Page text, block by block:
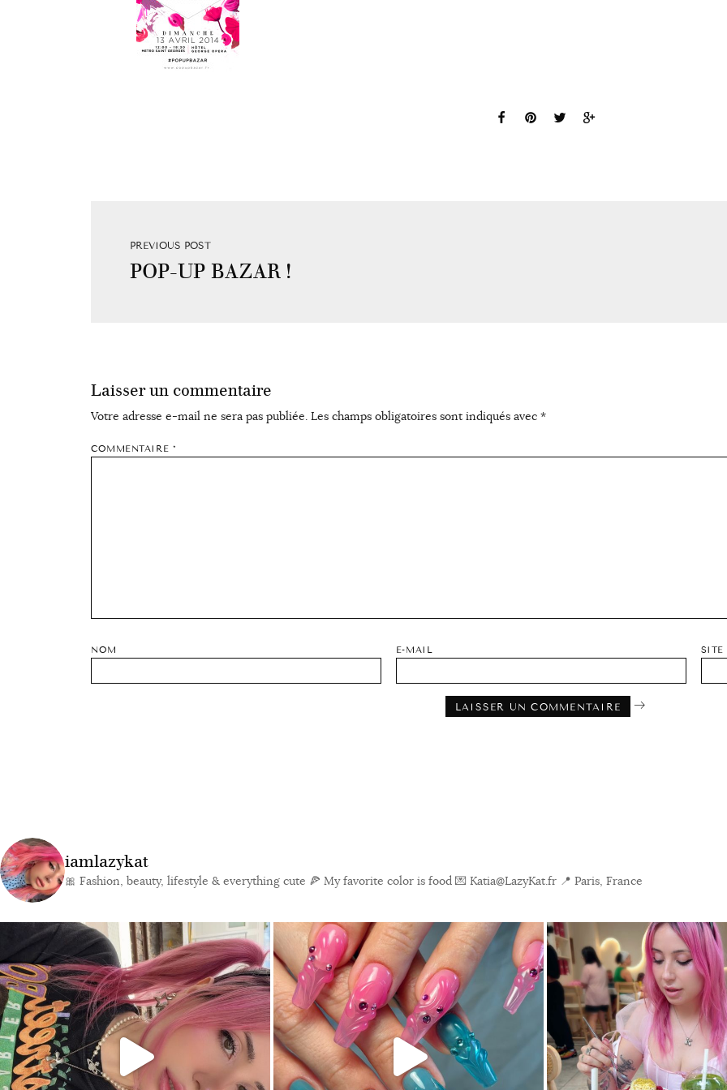
PREVIOUS POST
POP-UP BAZAR !
Laisser un commentaire
Votre adresse e-mail ne sera pas publiée. Les champs obligatoires sont indiqués avec *
COMMENTAIRE *
NOM E-MAIL SITE
iamlazykat
🎀 Fashion, beauty, lifestyle & everything cute 🍕 My favorite color is food 💌 Katia@LazyKat.fr 📍 Paris, France